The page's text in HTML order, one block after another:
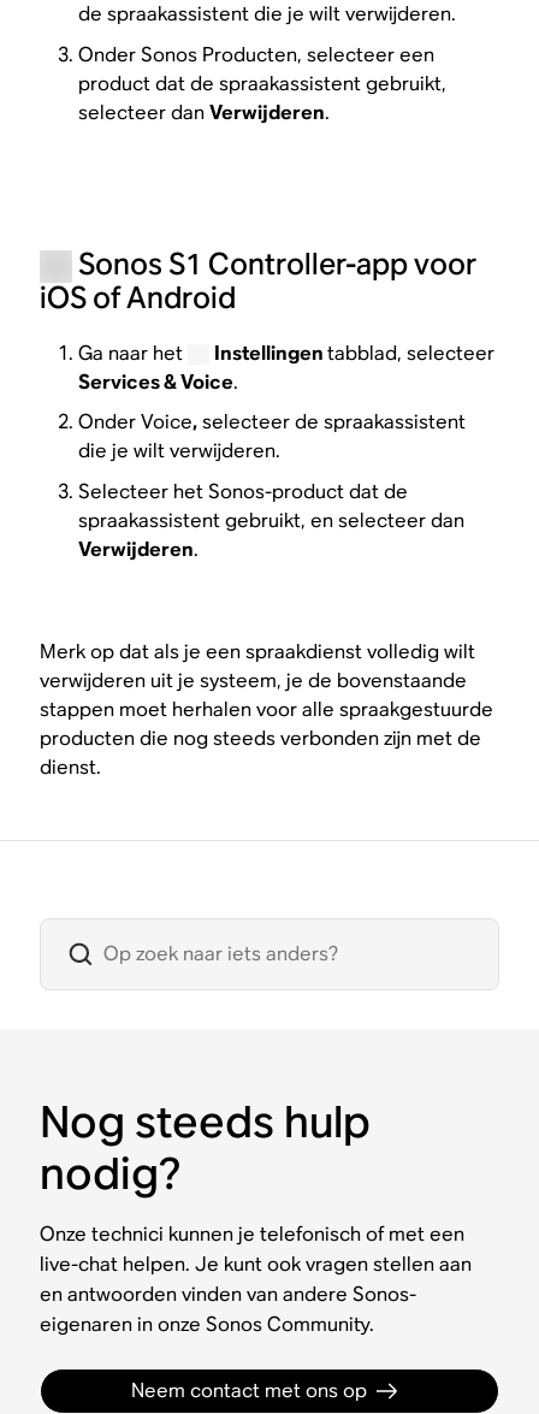
de spraakassistent die je wilt verwijderen.
Onder Sonos Producten, selecteer een
product dat de spraakassistent gebruikt,
selecteer danVerwijderen.
Sonos S1 Controller-app voor
iOS of Android
Ga naar het Instellingentabblad, selecteer
Services & Voice.
Onder Voice,selecteer de spraakassistent
die je wilt verwijderen.
Selecteer het Sonos-product dat de
spraakassistent gebruikt, en selecteer dan
Verwijderen.
Merk op dat als je een spraakdienst volledig wilt
verwijderen uit je systeem, je de bovenstaande
stappen moet herhalen voor alle spraakgestuurde
producten die nog steeds verbonden zijn met de
dienst.
Nog steeds hulp
nodig?
Onze technici kunnen je telefonisch of met een
live-chat helpen. Je kunt ook vragen stellen aan
en antwoorden vinden van andere Sonos-
eigenaren in onze Sonos Community.
Neem contact met ons op